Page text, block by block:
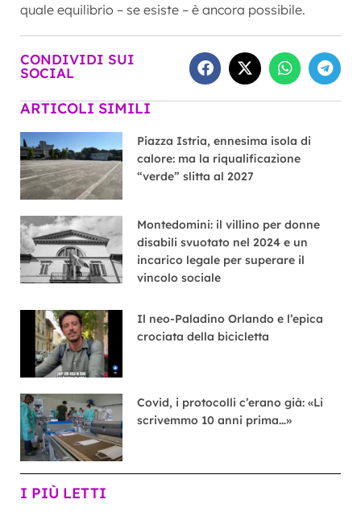
quale equilibrio – se esiste – è ancora possibile.
CONDIVIDI SUI
SOCIAL
ARTICOLI SIMILI
Piazza Istria, ennesima isola di
calore: ma la riqualificazione
“verde” slitta al 2027
Montedomini: il villino per donne
disabili svuotato nel 2024 e un
incarico legale per superare il
vincolo sociale
Il neo-Paladino Orlando e l’epica
crociata della bicicletta
Covid, i protocolli c’erano già: «Li
scrivemmo 10 anni prima…»
I PIÙ LETTI